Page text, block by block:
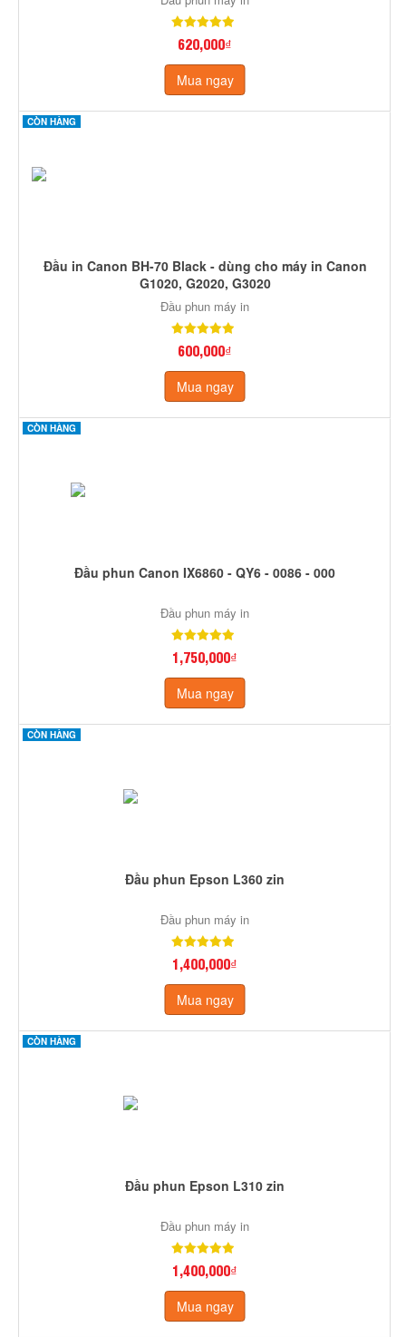
620,000₫
Mua ngay
CÒN HÀNG
Đầu in Canon BH-70 Black - dùng cho máy in Canon
G1020, G2020, G3020
Đầu phun máy in
600,000₫
Mua ngay
CÒN HÀNG
Đầu phun Canon IX6860 - QY6 - 0086 - 000
Đầu phun máy in
1,750,000₫
Mua ngay
CÒN HÀNG
Đầu phun Epson L360 zin
Đầu phun máy in
1,400,000₫
Mua ngay
CÒN HÀNG
Đầu phun Epson L310 zin
Đầu phun máy in
1,400,000₫
Mua ngay